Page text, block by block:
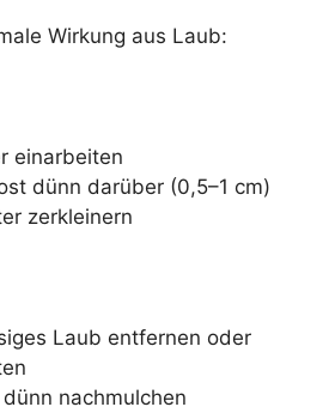
Wirkung aus Laub:
einarbeiten
dünn darüber (0,5–1 cm)
zerkleinern
Laub entfernen oder
nachmulchen